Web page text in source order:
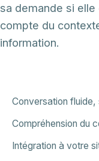
sa demande si
compte du
information.
Conversation fluide,
Compréhension du
Intégration à votre